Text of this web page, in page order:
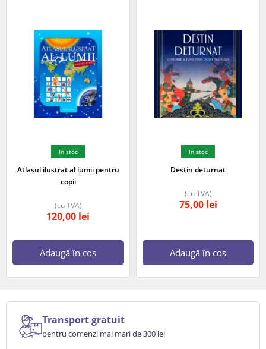
In stoc
Atlasul ilustrat al lumii pentru
copii
120,00 lei
(cu TVA)
Adaugă în coș
In stoc
Destin deturnat
75,00 lei
(cu TVA)
Adaugă în coș
Transport gratuit
pentru comenzi mai mari de 300 lei